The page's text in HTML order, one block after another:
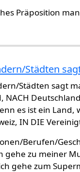
Präposition
Städten
Städten sagt
NACH
es ist ein
IN DIE
Berufen/
gehe zu meiner
gehe zum